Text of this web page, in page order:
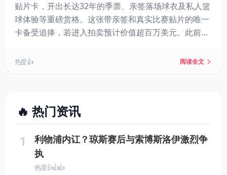
贴片卡，开出长达32年的季票、亲签落场球衣及私人篮
球体验等重磅赏格。这张带亲签和真实比赛贴片的唯一
卡备受追捧，若进入拍卖预计价值超百万美元。此前同
成交。
热度 👍 阅读全文
🔥 热门资讯
1
利物浦内讧？琼斯赛后与索博斯洛伊激烈争
执
热度 👍👍👍